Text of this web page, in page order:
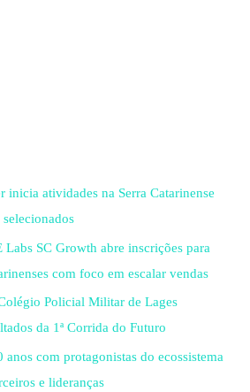
inicia atividades na Serra Catarinense
Labs SC Growth abre inscrições para
com foco em escalar vendas
Policial Militar de Lages
da 1ª Corrida do Futuro
anos com protagonistas do ecossistema
e lideranças